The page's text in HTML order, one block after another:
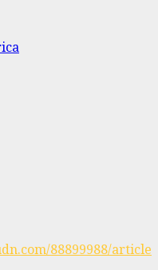
88899988/article